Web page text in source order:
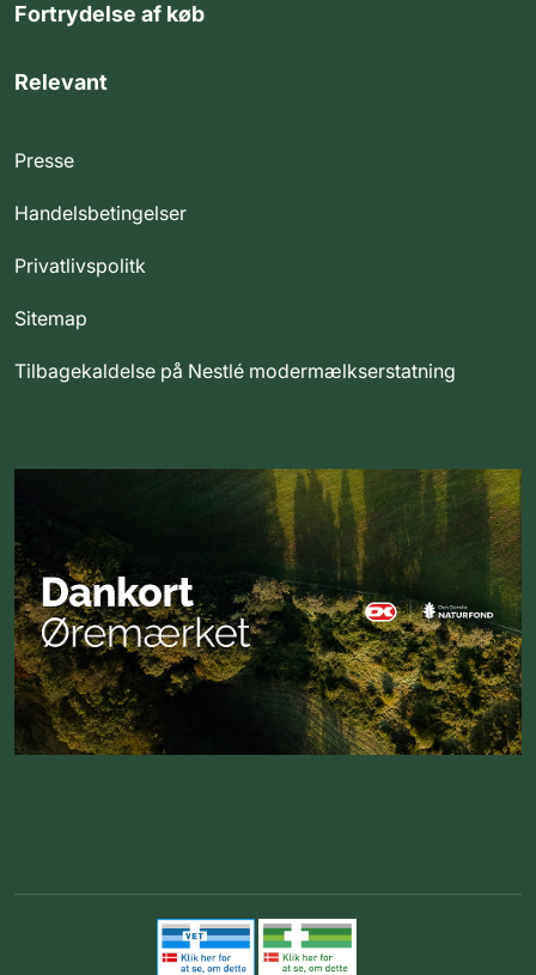
Fortrydelse af køb
Relevant
Presse
Handelsbetingelser
Privatlivspolitk
Sitemap
Tilbagekaldelse på Nestlé modermælkserstatning